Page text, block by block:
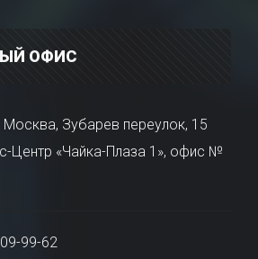
ОФИС
Москва, Зубарев переулок, 15
Центр «Чайка-Плаза 1», офис №
99-62